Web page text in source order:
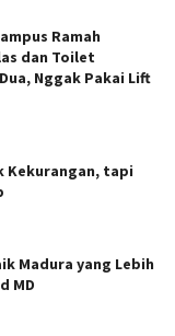
Ramah
dan Toilet
Nggak Pakai Lift
Kekurangan, tapi
Madura yang Lebih
MD